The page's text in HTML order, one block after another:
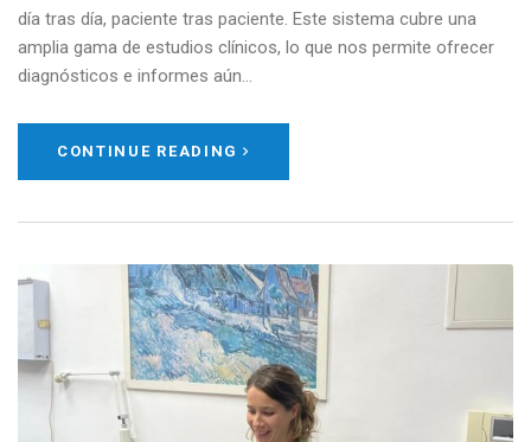
día tras día, paciente tras paciente. Este sistema cubre una
amplia gama de estudios clínicos, lo que nos permite ofrecer
diagnósticos e informes aún…
CONTINUE READING